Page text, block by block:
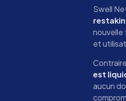
Swell
nouvelle
et
est
aucun